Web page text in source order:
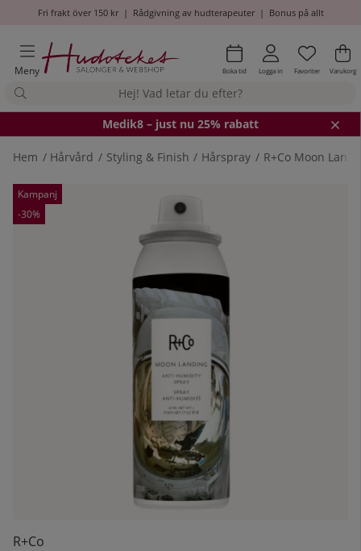
Fri frakt över 150 kr| Rådgivning av hudterapeuter| Bonus på allt
Meny Boka tid Logga in Antal i
.
Favoriter .
Varukorg
Medik8 – just nu 25% rabatt
Hem Hårvård Styling & Finish Hårspray R+Co Moon
Kampanj
-30%
Produktbilder
R+Co